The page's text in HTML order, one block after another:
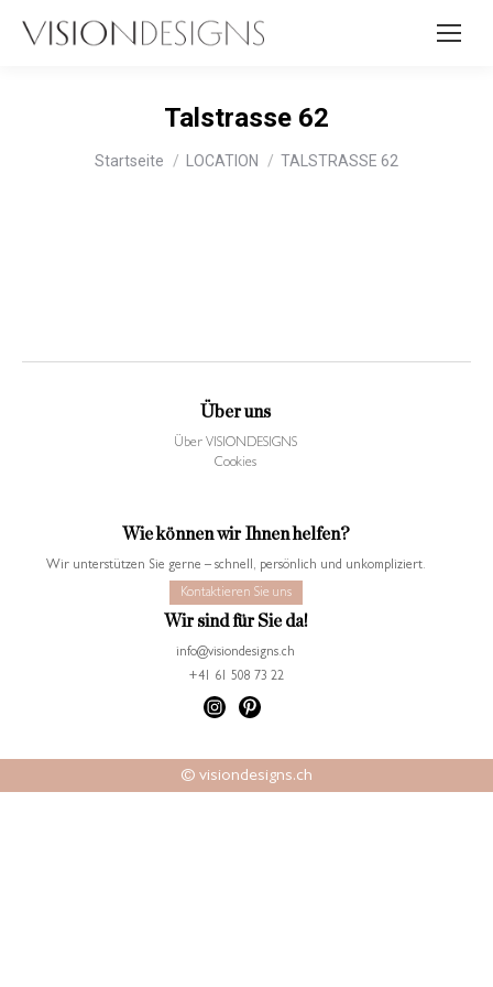
Talstrasse 62
Startseite LOCATION TALSTRASSE 62
Über uns
Über VISIONDESIGNS
Cookies
Wie können wir Ihnen helfen?
Wir unterstützen Sie gerne – schnell, persönlich und unkompliziert.
Kontaktieren Sie uns
Wir sind für Sie da!
info@visiondesigns.ch
+41 61 508 73 22
© visiondesigns.ch